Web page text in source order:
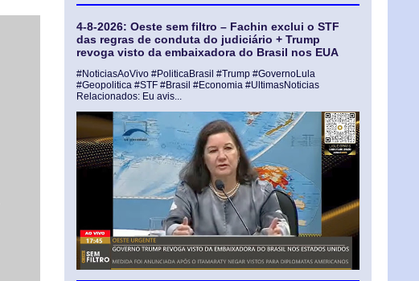
4-8-2026: Oeste sem filtro – Fachin exclui o STF
das regras de conduta do judiciário + Trump
revoga visto da embaixadora do Brasil nos EUA
#NoticiasAoVivo #PoliticaBrasil #Trump #GovernoLula
#Geopolitica #STF #Brasil #Economia #UltimasNoticias
Relacionados: Eu avis...